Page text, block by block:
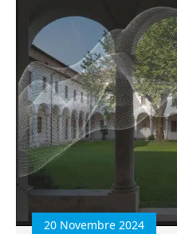
20 Novembre 2024